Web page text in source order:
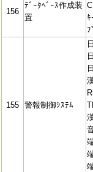
156
ﾃﾞｰﾀﾍﾞｰｽ作成装
置
ｷ
155 警報制御ｼｽﾃﾑ